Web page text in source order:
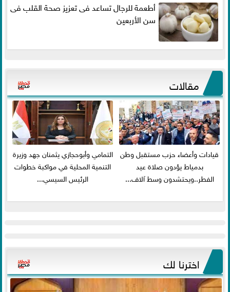
أطعمة للرجال تساعد فى تعزيز صحة القلب فى
سن الأربعين
مقالات
قيادات وأعضاء حزب مستقبل وطن
بدمياط يؤدون صلاة عيد
الفطر..ويحتشدون وسط آلاف...
التمامي وأبوحجازي يثمنان جهد وزيرة
التنمية المحلية في مواكبة خطوات
الرئيس السيسي...
اخترنا لك